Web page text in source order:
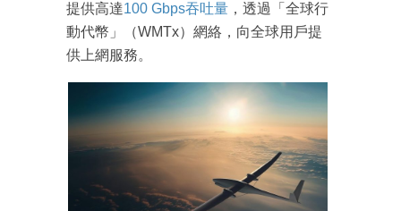
提供高達100 Gbps吞吐量 ，透過「全球行
動代幣」（WMTx）網絡，向全球用戶提
供上網服務。